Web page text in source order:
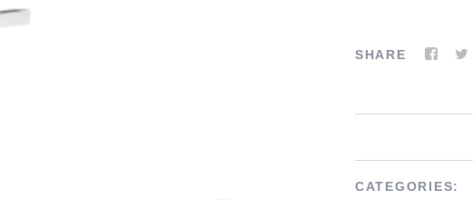
SHARE
CATEGORIES: